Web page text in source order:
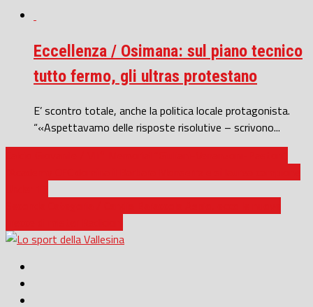
Eccellenza / Osimana: sul piano tecnico
tutto fermo, gli ultras protestano
E’ scontro totale, anche la politica locale protagonista.
“«Aspettavamo delle risposte risolutive – scrivono...